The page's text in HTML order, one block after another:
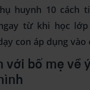
huynh 10 cách
từ khi học
con áp dụng vào
với bố mẹ về